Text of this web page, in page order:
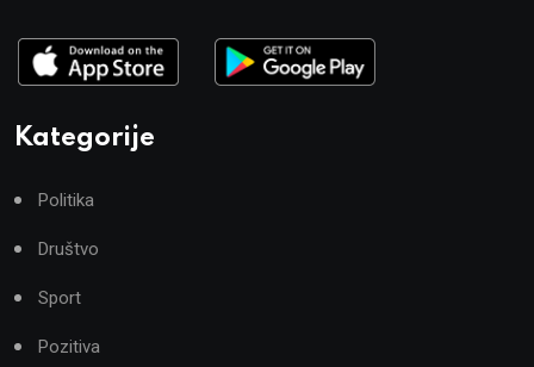
Kategorije
Politika
Društvo
Sport
Pozitiva